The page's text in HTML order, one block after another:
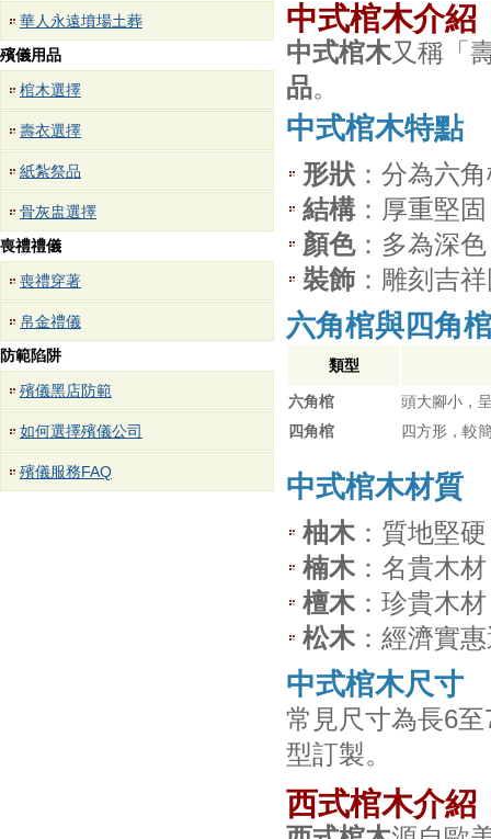
華人永遠墳場土葬
殯儀用品
棺木選擇
壽衣選擇
紙紮祭品
骨灰盅選擇
喪禮禮儀
喪禮穿著
帛金禮儀
防範陷阱
殯儀黑店防範
如何選擇殯儀公司
殯儀服務FAQ
中式棺木介紹
中式棺木又稱「
品。
中式棺木特點
形狀 ：分為六
結構：厚重堅
顏色：多為深
裝飾 ：雕刻吉
六角棺與四角
類型
六角棺
頭大腳小，
四角棺
四方形，較
中式棺木材質
柚木：質地堅
楠木：名貴木
檀木：珍貴木
松木：經濟實
中式棺木尺寸
常見尺寸為長6
型訂製。
西式棺木介紹